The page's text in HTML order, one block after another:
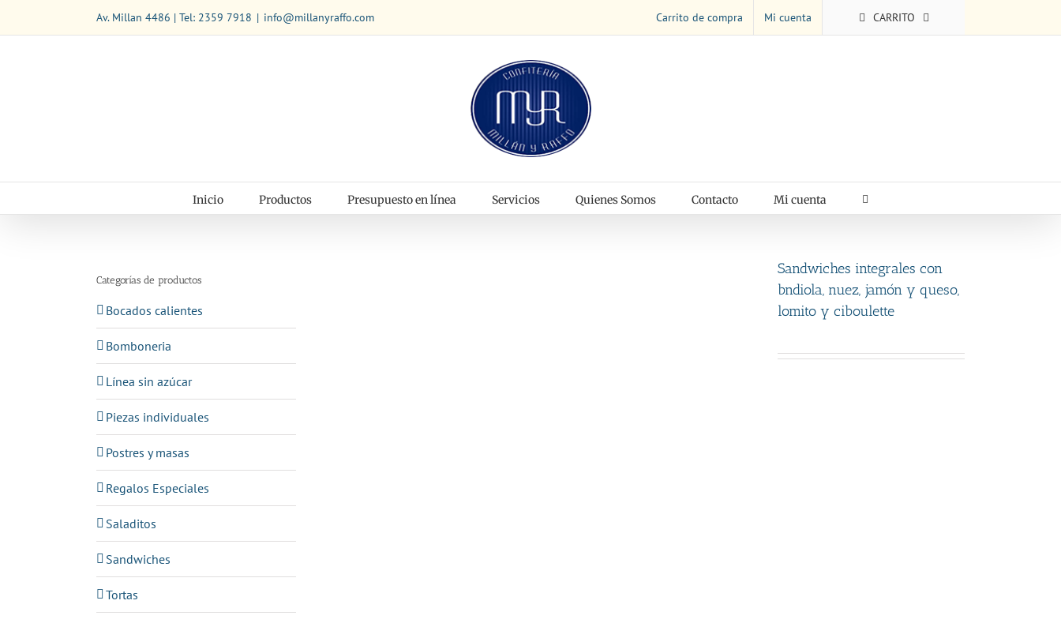
contenido
Av. Millan 4486 | Tel: 2359 7918 | info@millanyraffo.com Carrito de compra Mi cuenta CARRITO
Inicio Productos Presupuesto en línea Servicios Quienes Somos Contacto Mi cuenta
Sandwiches integrales con
bndiola, nuez, jamón y queso,
lomito y ciboulette
Categorías de productos
Bocados calientes
Bomboneria
Línea sin azúcar
Piezas individuales
Postres y masas
Regalos Especiales
Saladitos
Sandwiches
Tortas